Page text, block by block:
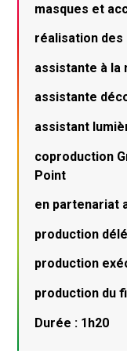
masques et
réalisation des
assistante à la
assistante
assistant
coproduction
Point
en partenariat
production
production
production du
Durée : 1h20